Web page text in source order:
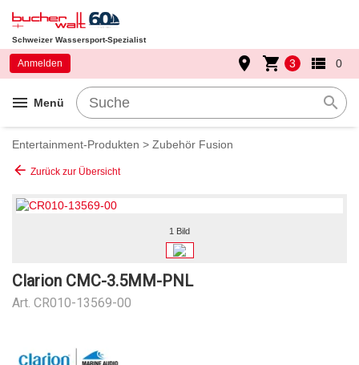
Schweizer Wassersport-Spezialist
menu Menü search
Anmelden place shopping_cart 3 view_list 0
Entertainment-Produkten > Zubehör Fusion
arrow_back Zurück zur Übersicht
1 Bild
Clarion CMC-3.5MM-PNL
Art. CR010-13569-00